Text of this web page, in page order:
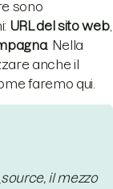
sono
URL del sito web,
. Nella
anche il
faremo qui.
il mezzo